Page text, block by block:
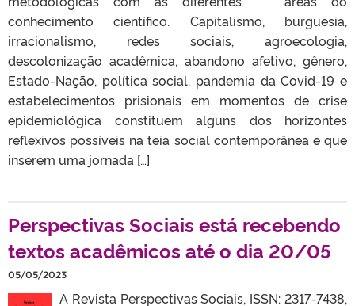
conhecimento científico. Capitalismo, burguesia,
irracionalismo, redes sociais, agroecologia,
descolonização acadêmica, abandono afetivo, gênero,
Estado-Nação, política social, pandemia da Covid-19 e
estabelecimentos prisionais em momentos de crise
epidemiológica constituem alguns dos horizontes
reflexivos possíveis na teia social contemporânea e que
inserem uma jornada […]
Perspectivas Sociais está recebendo
textos acadêmicos até o dia 20/05
05/05/2023
A Revista Perspectivas Sociais, ISSN: 2317-7438,